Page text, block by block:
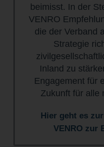
beimisst. In der
VENRO
die der Verband
Strategie
Inland zu
Engagement für
Zukunft für alle
Hier geht es
VENRO zur